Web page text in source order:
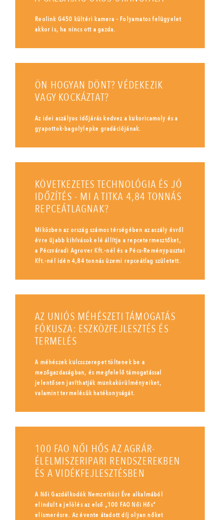
Reolink G450 kültéri kamera - Folyamatos felügyelet
akkor is, ha nincs ott a gazda.
ÖN HOGYAN DÖNT? VÉDEKEZIK
VAGY KOCKÁZTAT?
Az idei aszályos időjárás kedvez a kukoricamoly és a
gyapottok-bagolylepke gradációjának.
KÖVETKEZETES TECHNOLÓGIA ÉS JÓ
IDŐZÍTÉS - MI A TITKA 4,84 TONNÁS
REPCEÁTLAGNAK?
Miközben az ország számos térségében az aszály évről
évre újabb kihívások elé állítja a repcetermesztőket,
a Pécsváradi Agrover Kft.-nél és a Pécs-Reménypusztai
Kft.-nél idén 4,84 tonnás üzemi repceátlag született.
AZ UNIÓS MÉHÉSZETI TÁMOGATÁS
FÓKUSZA: ESZKÖZFEJLESZTÉS ÉS
TERMELÉS
A méhészek kulcsszerepet töltenek be a
mezőgazdaságban, és megfelelő támogatással
jelentősen javíthatják munkakörülményeiket,
valamint termelésük hatékonyságát.
100 FAO NŐI HŐS AZ AGRÁR-
ÉLELMISZERIPARI RENDSZEREKBEN
ÉS A VIDÉKFEJLESZTÉSBEN
A Női Gazdálkodók Nemzetközi Éve alkalmából
elindult a jelölés az első „100 FAO Női Hős”
elismerésre. Az évente átadott díj olyan nőket